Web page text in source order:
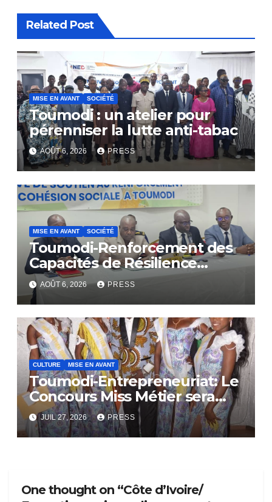
Related Post
MISE EN AVANT SOCIÉTÉ
Toumodi : un atelier pour
pérenniser la lutte anti-tabac
AOÛT 6, 2026 PRESS
MISE EN AVANT SOCIÉTÉ
Toumodi-Renforcement des
Capacités de Résilience
Communautaire
AOÛT 6, 2026 PRESS
CULTURE MISE EN AVANT
Toumodi-Entrepreneuriat: Le
Concours Miss Métier sera
bientôt lance.
JUIL 27, 2026 PRESS
One thought on “Côte d’Ivoire/